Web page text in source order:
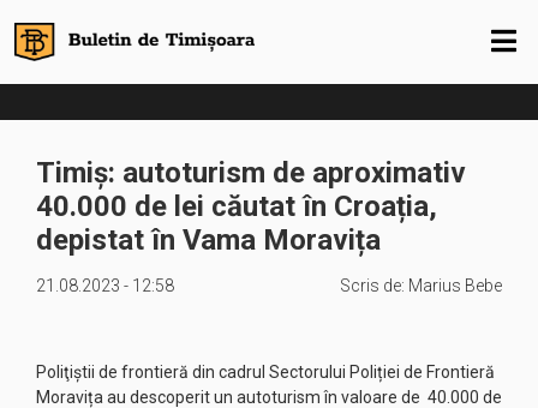
Timiș: autoturism de aproximativ
40.000 de lei căutat în Croația,
depistat în Vama Moravița
21.08.2023 - 12:58 Scris de: Marius Bebe
Poliţiştii de frontieră din cadrul Sectorului Poliției de Frontieră
Moravița au descoperit un autoturism în valoare de 40.000 de